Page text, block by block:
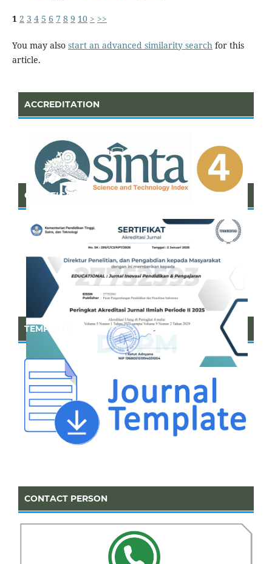
1 2 3 4 5 6 7 8 9 10 > >>
You may also start an advanced similarity searchfor this
article.
ACCREDITATION
CERTIFICATE OF SINTA
TEMPLATE
CONTACT PERSON